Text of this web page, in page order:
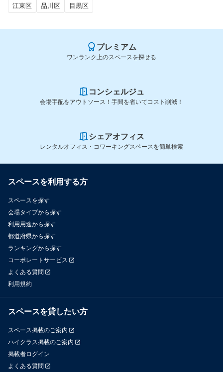
江東区
品川区 目黒区
プレミアム
ワンランク上のスペースを探せる
コンシェルジュ
会場手配をアウトソース！手間を省いてコスト削減！
シェアオフィス
レンタルオフィス・コワーキングスペースを簡単検索
スペースを利用する方
スペースを探す
会場タイプから探す
利用用途から探す
都道府県から探す
ランキングから探す
コーポレートサービス
よくある質問
利用規約
スペースを貸したい方
スペース掲載のご案内
ハイクラス掲載のご案内
掲載者ログイン
よくある質問